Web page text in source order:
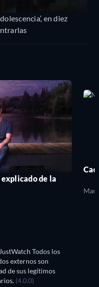
en diez
de la
Todos los
externos son
de sus legítimos
(4.0.0)